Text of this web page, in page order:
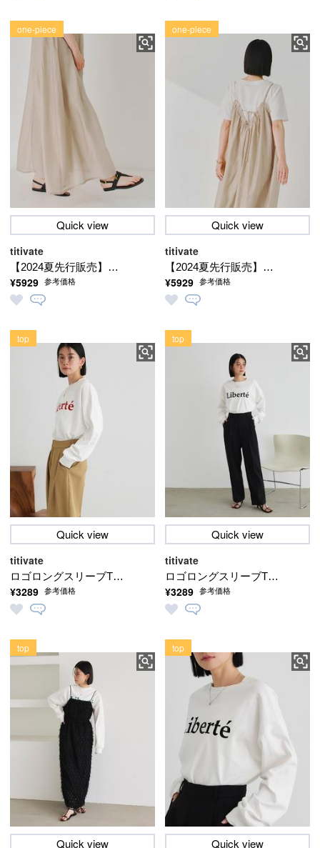
Quick view
【2024夏先行販売】★
フリルデザインキャミ
ソールワンピース
titivate
¥5929 参考価格
one-piece
Quick view
【2024夏先行販売】★
フリルデザインキャミ
ソールワンピース
titivate
¥5929 参考価格
one-piece
Quick view
ロゴロングスリーブTシ
ャツ
titivate
¥3289 参考価格
top
Quick view
ロゴロングスリーブTシ
ャツ
titivate
¥3289 参考価格
top
Quick view
top
Quick view
top